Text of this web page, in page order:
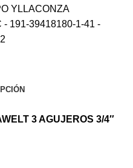
YLLACONZA
- 191-39418180-1-41 -
3 AGUJEROS 3/4″